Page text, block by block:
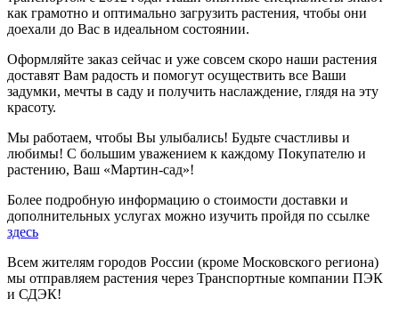
как грамотно и оптимально загрузить растения, чтобы они
доехали до Вас в идеальном состоянии.
Оформляйте заказ сейчас и уже совсем скоро наши растения
доставят Вам радость и помогут осуществить все Ваши
задумки, мечты в саду и получить наслаждение, глядя на эту
красоту.
Мы работаем, чтобы Вы улыбались! Будьте счастливы и
любимы! С большим уважением к каждому Покупателю и
растению, Ваш «Мартин-сад»!
Более подробную информацию о стоимости доставки и
дополнительных услугах можно изучить пройдя по ссылке
здесь
Всем жителям городов России (кроме Московского региона)
мы отправляем растения через Транспортные компании ПЭК
и СДЭК!